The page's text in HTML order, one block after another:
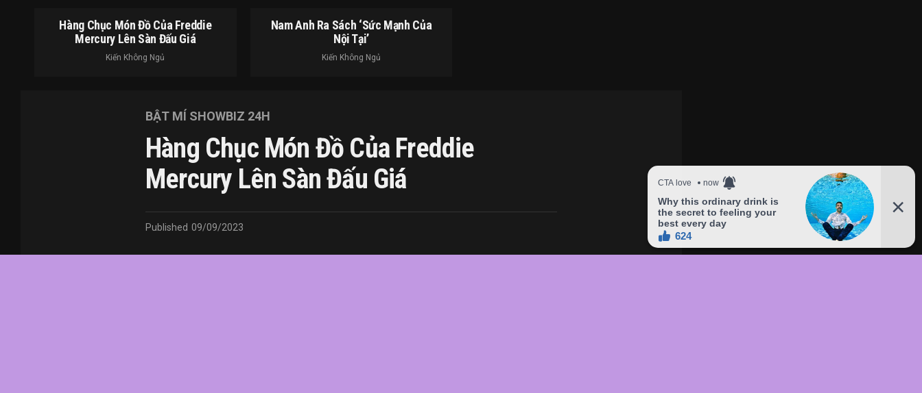
Hàng Chục Món Đồ Của Freddie
Mercury Lên Sàn Đấu Giá
Kiến Không Ngủ
Nam Anh Ra Sách ‘Sức Mạnh Của
Nội Tại’
Kiến Không Ngủ
BẬT MÍ SHOWBIZ 24H
Hàng Chục Món Đồ Của Freddie
Mercury Lên Sàn Đấu Giá
Published 09/09/2023